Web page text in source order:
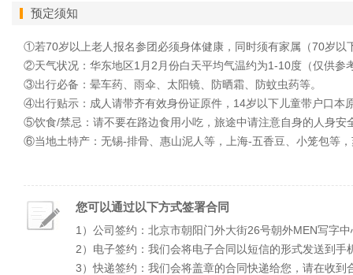
预定须知
①若70岁以上老人报名参团必须身体健康，同时须有
②天气状况：华东地区1月2月份白天平均气温约
③出行必备：晕车药、雨伞、太阳镜、防晒霜
④出行贴示：成人请带齐有效身份证原件，14岁以
⑤饮食/禁忌：请不要在路边食用小吃，旅途中请注意自身的人
⑥当地土特产：无锡-排骨、惠山泥人等，上海-五香豆、小笼包等
您可以通过以下方式签署合同
1）公司签约：北京市朝阳门外大街26号朝外MEN写字
2）电子签约：我们会将电子合同以短信的形式发送到
3）快递签约：我们会将盖章的合同快递给您，请在收